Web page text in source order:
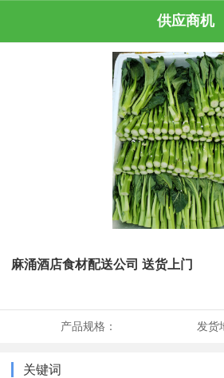
供应商机
麻涌酒店食材配送公司 送货上门
产品规格： 发货
关键词